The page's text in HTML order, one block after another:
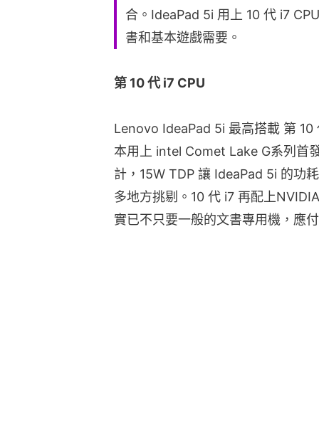
合。IdeaPad 5i 用上 10 代 i7
書和基本遊戲需要。
第 10 代 i7 CPU
Lenovo IdeaPad 5i 最高搭載 第
本用上 intel Comet Lake G系列首
計，15W TDP 讓 IdeaPad 5i 的功
多地方挑剔。10 代 i7 再配上
實已不只要一般的文書專用機，應